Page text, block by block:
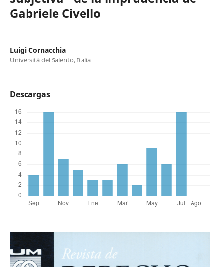
Gabriele Civello
Luigi Cornacchia
Universitá del Salento, Italia
Descargas